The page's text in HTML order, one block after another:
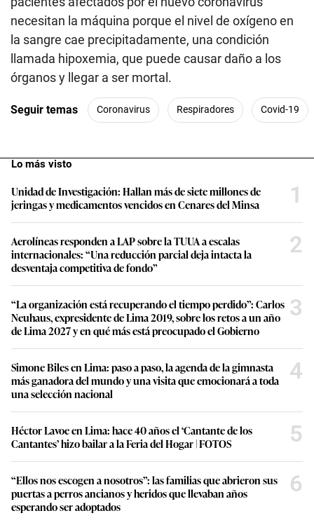
necesitan la máquina porque el nivel de oxígeno en
la sangre cae precipitadamente, una condición
llamada hipoxemia, que puede causar daño a los
órganos y llegar a ser mortal.
Seguir temas Coronavirus Respiradores Covid-19
Lo más visto
Unidad de Investigación: Hallan más de siete millones de
jeringas y medicamentos vencidos en Cenares del Minsa
1
Aerolíneas responden a LAP sobre la TUUA a escalas
internacionales: “Una reducción parcial deja intacta la
desventaja competitiva de fondo”
2
“La organización está recuperando el tiempo perdido”: Carlos
Neuhaus, expresidente de Lima 2019, sobre los retos a un año
de Lima 2027 y en qué más está preocupado el Gobierno
3
Simone Biles en Lima: paso a paso, la agenda de la gimnasta
más ganadora del mundo y una visita que emocionará a toda
una selección nacional
4
Héctor Lavoe en Lima: hace 40 años el ‘Cantante de los
Cantantes’ hizo bailar a la Feria del Hogar | FOTOS
5
“Ellos nos escogen a nosotros”: las familias que abrieron sus
puertas a perros ancianos y heridos que llevaban años
esperando ser adoptados
6